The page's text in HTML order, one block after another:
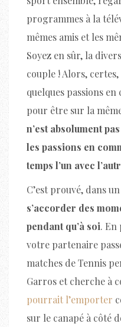
programmes à la
mêmes amis et les
Soyez en sûr, la
couple ! Alors,
quelques passions
pour être sur la
n’est absolument
les passions en
temps l’un avec
C’est prouvé, dans
s’accorder des
pendant qu’à soi. En
votre partenaire
matches de Tennis
Garros et cherche à
pourrait l’emporter
sur le canapé à côté